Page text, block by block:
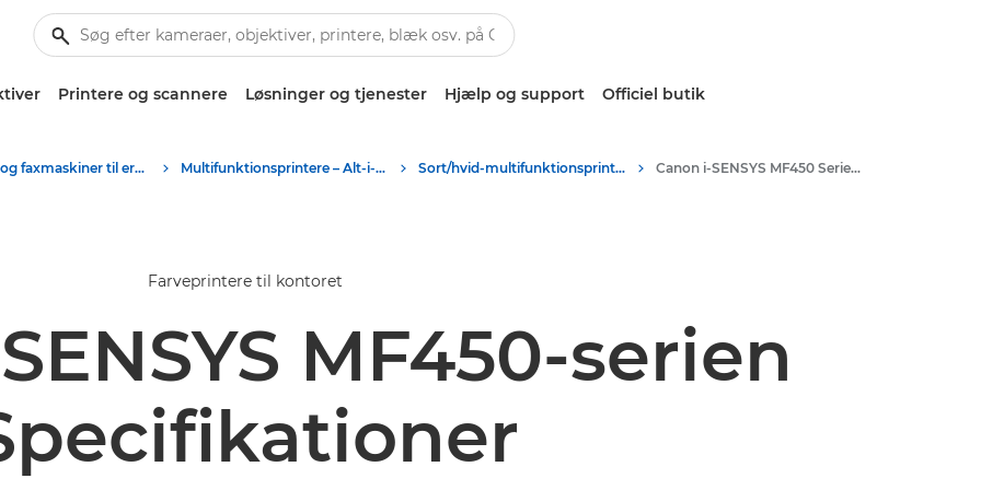
Printere og scannere Løsninger og tjenester Hjælp og support Officiel butik
Printere og faxmaskiner til erhverv Multifunktionsprintere – Alt-i-Én-printere Sort/hvid-multifunktionsprintere Canon i-SENSYS MF450 Series - Multifunction Printers
Farveprintere til kontoret
MF450-serien